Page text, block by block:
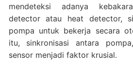
mendeteksi adanya
detector atau heat detector,
pompa untuk bekerja secara
itu, sinkronisasi antara
sensor menjadi faktor krusial.